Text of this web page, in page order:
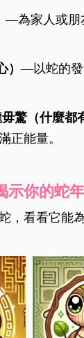
—為家人或朋
）—以蛇的發
驚（什麼都
正能量。
你的蛇
，看看它能